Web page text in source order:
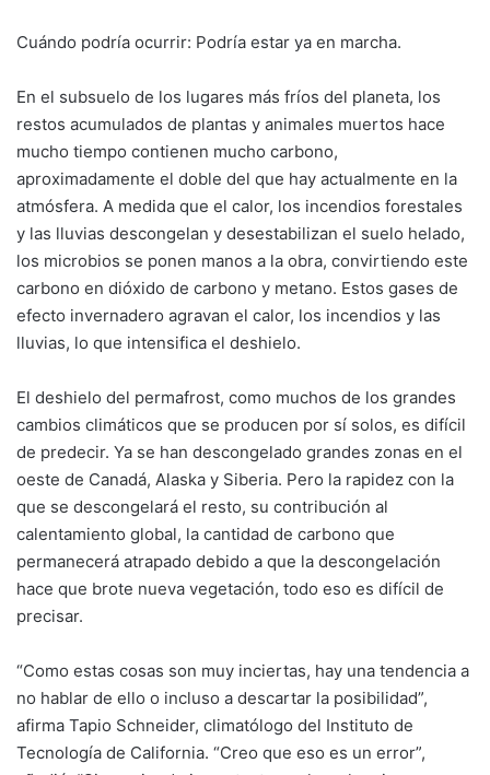
Cuándo podría ocurrir: Podría estar ya en marcha.
En el subsuelo de los lugares más fríos del planeta, los
restos acumulados de plantas y animales muertos hace
mucho tiempo contienen mucho carbono,
aproximadamente el doble del que hay actualmente en la
atmósfera. A medida que el calor, los incendios forestales
y las lluvias descongelan y desestabilizan el suelo helado,
los microbios se ponen manos a la obra, convirtiendo este
carbono en dióxido de carbono y metano. Estos gases de
efecto invernadero agravan el calor, los incendios y las
lluvias, lo que intensifica el deshielo.
El deshielo del permafrost, como muchos de los grandes
cambios climáticos que se producen por sí solos, es difícil
de predecir. Ya se han descongelado grandes zonas en el
oeste de Canadá, Alaska y Siberia. Pero la rapidez con la
que se descongelará el resto, su contribución al
calentamiento global, la cantidad de carbono que
permanecerá atrapado debido a que la descongelación
hace que brote nueva vegetación, todo eso es difícil de
precisar.
“Como estas cosas son muy inciertas, hay una tendencia a
no hablar de ello o incluso a descartar la posibilidad”,
afirma Tapio Schneider, climatólogo del Instituto de
Tecnología de California. “Creo que eso es un error”,